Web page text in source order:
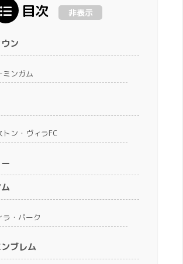
目次 非表示
ン
ミンガム
トン・ヴィラFC
ラ・パーク
ブレム